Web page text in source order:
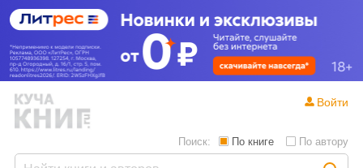
Поиск: По книге По автору
Войти